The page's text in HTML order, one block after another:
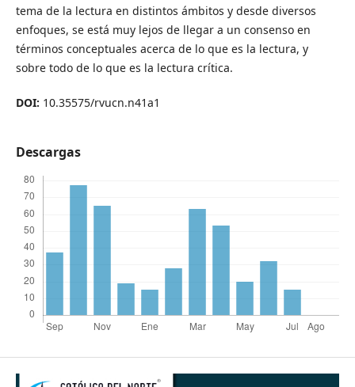
tema de la lectura en distintos ámbitos y desde diversos
enfoques, se está muy lejos de llegar a un consenso en
términos conceptuales acerca de lo que es la lectura, y
sobre todo de lo que es la lectura crítica.
DOI: 10.35575/rvucn.n41a1
Descargas